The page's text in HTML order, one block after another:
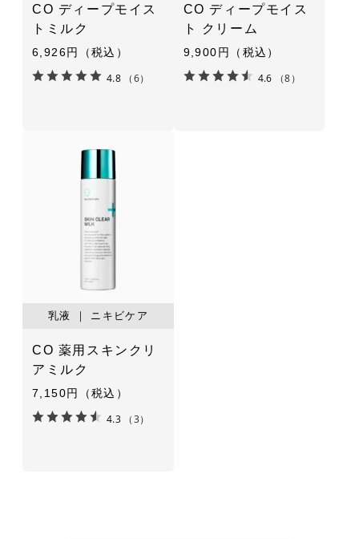
CO ディープモイス
トミルク
6,926円（税込）
4.8 （6）
CO ディープモイス
ト クリーム
9,900円（税込）
4.6 （8）
乳液 ｜ ニキビケア
CO 薬用スキンクリ
アミルク
7,150円（税込）
4.3 （3）